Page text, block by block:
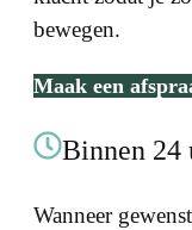
bewegen.
Maak een
Binnen 24
Wanneer